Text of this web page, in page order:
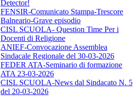
Detector!
FENSIR-Comunicato Stampa-Trescore
Balneario-Grave episodio
CISL SCUOLA- Question Time Per i
Docenti di Religione
ANIEF-Convocazione Assemblea
Sindacale Regionale del 30-03-2026
FEDER ATA-Seminario di formazione
ATA 23-03-2026
CISL SCUOLA-News dal Sindacato N. 5
del 20-03-2026